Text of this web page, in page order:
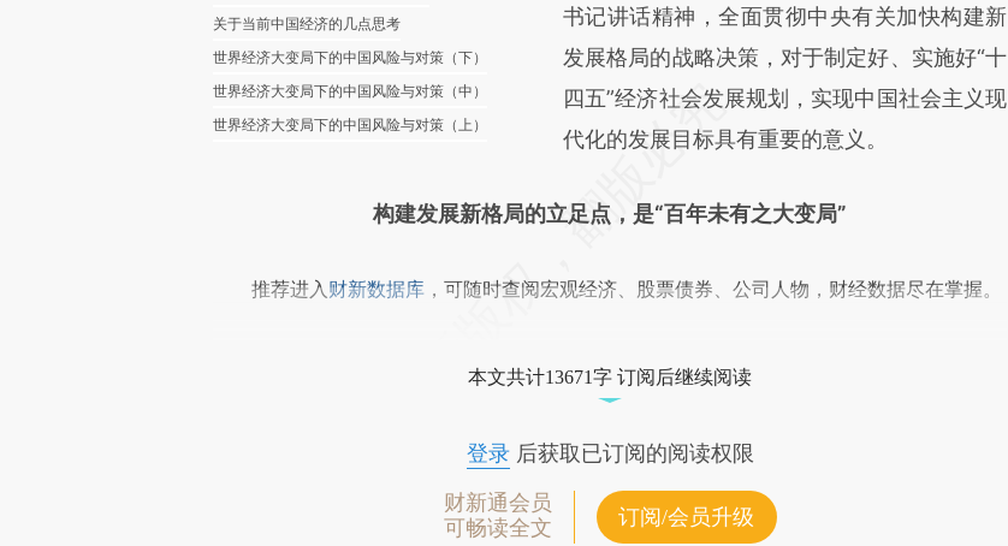
关于当前中国经济的几点思考
世界经济大变局下的中国风险与对策（下）
世界经济大变局下的中国风险与对策（中）
世界经济大变局下的中国风险与对策（上）
书记讲话精神，全面贯彻中央有关加快构建新
发展格局的战略决策，对于制定好、实施好“十
四五”经济社会发展规划，实现中国社会主义现
代化的发展目标具有重要的意义。
构建发展新格局的立足点，是“百年未有之大变局”
推荐进入 财新数据库 ，可随时查阅宏观经济、股票债券、公司人物，财经数据尽在掌握。
本文共计13671字 订阅后继续阅读
登录后获取已订阅的阅读权限
财新通会员
可畅读全文
订阅/会员升级